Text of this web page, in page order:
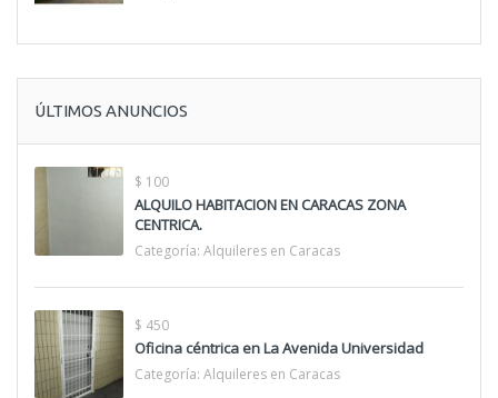
ÚLTIMOS ANUNCIOS
$ 100
ALQUILO HABITACION EN CARACAS ZONA
CENTRICA.
Categoría: Alquileres en Caracas
$ 450
Oficina céntrica en La Avenida Universidad
Categoría: Alquileres en Caracas